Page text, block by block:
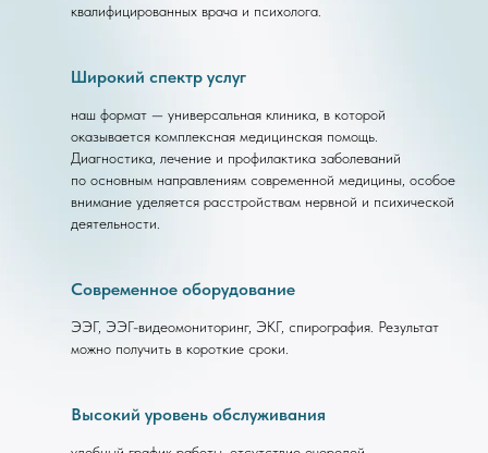
квалифицированных врача и психолога.
Широкий спектр услуг
наш формат — универсальная клиника, в которой
оказывается комплексная медицинская помощь.
Диагностика, лечение и профилактика заболеваний
по основным направлениям современной медицины, особое
внимание уделяется расстройствам нервной и психической
деятельности.
Современное оборудование
ЭЭГ, ЭЭГ-видеомониторинг, ЭКГ, спирография. Результат
можно получить в короткие сроки.
Высокий уровень обслуживания